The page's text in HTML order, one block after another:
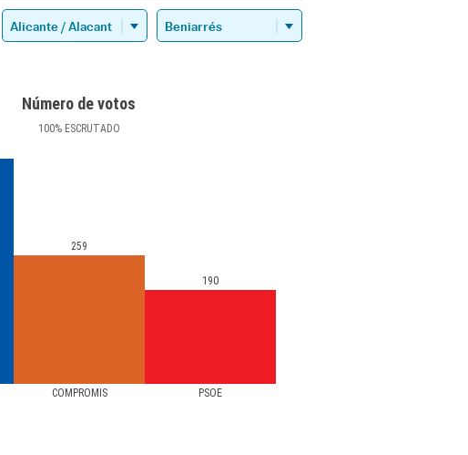
Número de votos
100%ESCRUTADO
COMPROMÍS PSOE
259
190